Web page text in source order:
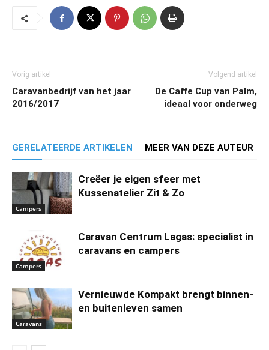
Vorig artikel
Caravanbedrijf van het jaar
2016/2017
Volgend artikel
De Caffe Cup van Palm,
ideaal voor onderweg
GERELATEERDE ARTIKELEN MEER VAN DEZE AUTEUR
Campers
Creëer je eigen sfeer met
Kussenatelier Zit & Zo
Campers
Caravan Centrum Lagas: specialist in
caravans en campers
Caravans
Vernieuwde Kompakt brengt binnen-
en buitenleven samen